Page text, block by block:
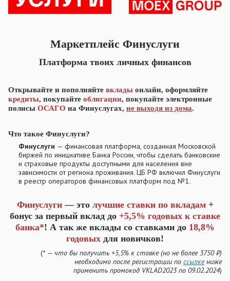
Маркетплейс Финуслуги
Платформа твоих личных финансов
Открывайте и пополняйте вклады онлайн, оформляйте
кредиты, покупайте облигации, покупайте электронные
полисы ОСАГО на Финуслугах, не выходя из дома.
Что такое Финуслуги?
Финуслуги — финансовая платформа, созданная Московской
биржей по инициативе Банка России, чтобы сделать банковские
и страховые продукты доступными для населения вне
зависимости от региона проживания. ЦБ РФ включил Финуслуги
в реестр операторов финансовых платформ под №1.​
Финуслуги— это лучшие ставки по вкладам+
бонус за первый вклад до +5,5% годовых к ставке
банка*! А так же вклады со ставками до 18,8%
годовых для новичков!
(* — что бы получить +5,5% к ставке (но не более 3750 ₽)
необходимо после регистрации по ссылкениже
применить промокод VKLAD2023 по 09.02.2024)​